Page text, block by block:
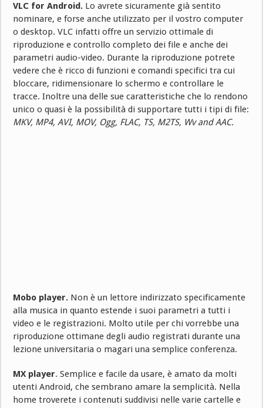
VLC for Android. Lo avrete sicuramente già sentito
nominare, e forse anche utilizzato per il vostro computer
o desktop. VLC infatti offre un servizio ottimale di
riproduzione e controllo completo dei file e anche dei
parametri audio-video. Durante la riproduzione potrete
vedere che è ricco di funzioni e comandi specifici tra cui
bloccare, ridimensionare lo schermo e controllare le
tracce. Inoltre una delle sue caratteristiche che lo rendono
unico o quasi è la possibilità di supportare tutti i tipi di file:
MKV, MP4, AVI, MOV, Ogg, FLAC, TS, M2TS, Wv and AAC.
Mobo player. Non è un lettore indirizzato specificamente
alla musica in quanto estende i suoi parametri a tutti i
video e le registrazioni. Molto utile per chi vorrebbe una
riproduzione ottimane degli audio registrati durante una
lezione universitaria o magari una semplice conferenza.
MX player. Semplice e facile da usare, è amato da molti
utenti Android, che sembrano amare la semplicità. Nella
home troverete i contenuti suddivisi nelle varie cartelle e